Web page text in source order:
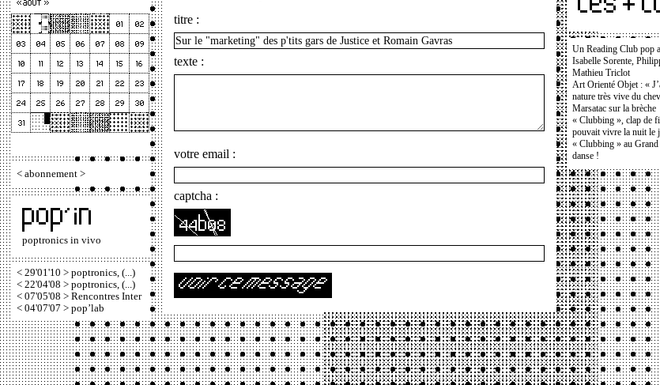
< abonnement >
poptronics in vivo
< 29'01'10 > poptronics, (...)
< 22'04'08 > poptronics, (...)
< 07'05'08 > Rencontres Inter
< 04'07'07 > pop’lab
titre :
texte :
votre email :
captcha :
Un Reading Club pop
Isabelle Sorente,
Mathieu Triclot
Art Orienté Objet : «
nature très vive du
Marsatac sur la brèche
« Clubbing », clap de
pouvait vivre la nuit le
« Clubbing » au
danse !